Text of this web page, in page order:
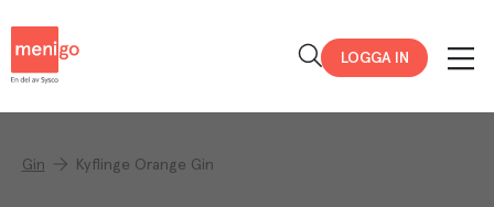
LOGGA IN
Gin Kyflinge Orange Gin